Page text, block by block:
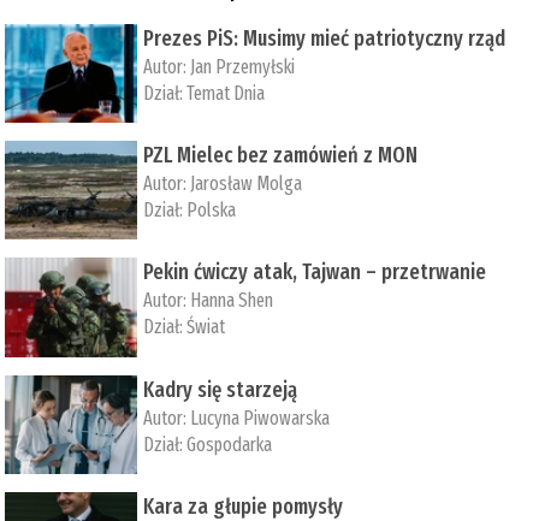
Prezes PiS: Musimy mieć patriotyczny rząd
Autor: Jan Przemyłski
Dział:Temat Dnia
PZL Mielec bez zamówień z MON
Autor: Jarosław Molga
Dział: Polska
Pekin ćwiczy atak, Tajwan – przetrwanie
Autor: ­Hanna Shen
Dział:Świat
Kadry się starzeją
Autor: Lucyna Piwowarska
Dział:Gospodarka
Kara za głupie pomysły